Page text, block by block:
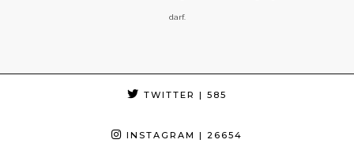
darf.
TWITTER | 585
INSTAGRAM | 26654